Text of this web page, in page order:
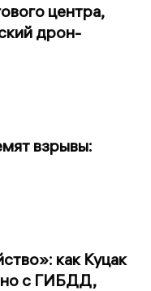
центра,
дрон-
взрывы:
как Куцак
с ГИБДД,